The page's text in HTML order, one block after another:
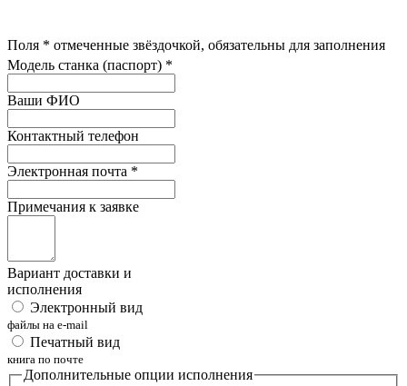
Поля * отмеченные звёздочкой, обязательны для заполнения
Модель станка (паспорт) *
Ваши ФИО
Контактный телефон
Электронная почта *
Примечания к заявке
Вариант доставки и
исполнения
Электронный вид
файлы на e-mail
Печатный вид
книга по почте
Дополнительные опции исполнения